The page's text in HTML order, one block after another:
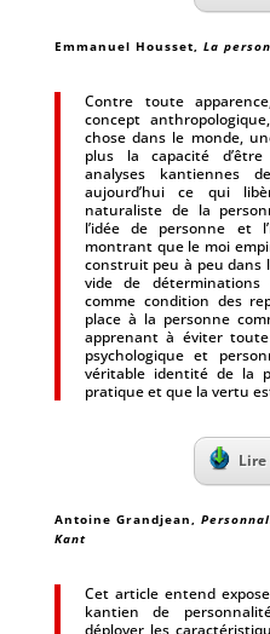
Emmanuel Housset, La
Contre toute
concept
chose dans le monde,
plus la capacité d’être
analyses kantiennes
aujourd’hui ce qui
naturaliste de la
l’idée de personne et
montrant que le moi
construit peu à peu dans
vide de
comme condition des
place à la personne
apprenant à éviter
psychologique et
véritable identité de la
pratique et que la vertu
Lire
Antoine Grandjean,
Kant
Cet article entend
kantien de
déployer les